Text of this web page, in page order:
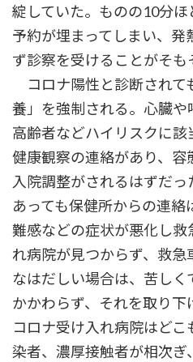
綻していた。ものの10分
予約が埋まってしまい、発
ず診察を受けることがそも
コロナ陽性と診断されて
養」を強制される。心臓や
高齢者などハイリスクに
健康観察の連絡があり、容
入院調整がされるはずだ
あっても保健所からの連
難感などの症状が悪化し救
れ病院が見つからず、救
なはだしい場合は、苦し
かかわらず、それを取り下
コロナ受け入れ病院はど
染者、濃厚接触者が相次ぎ